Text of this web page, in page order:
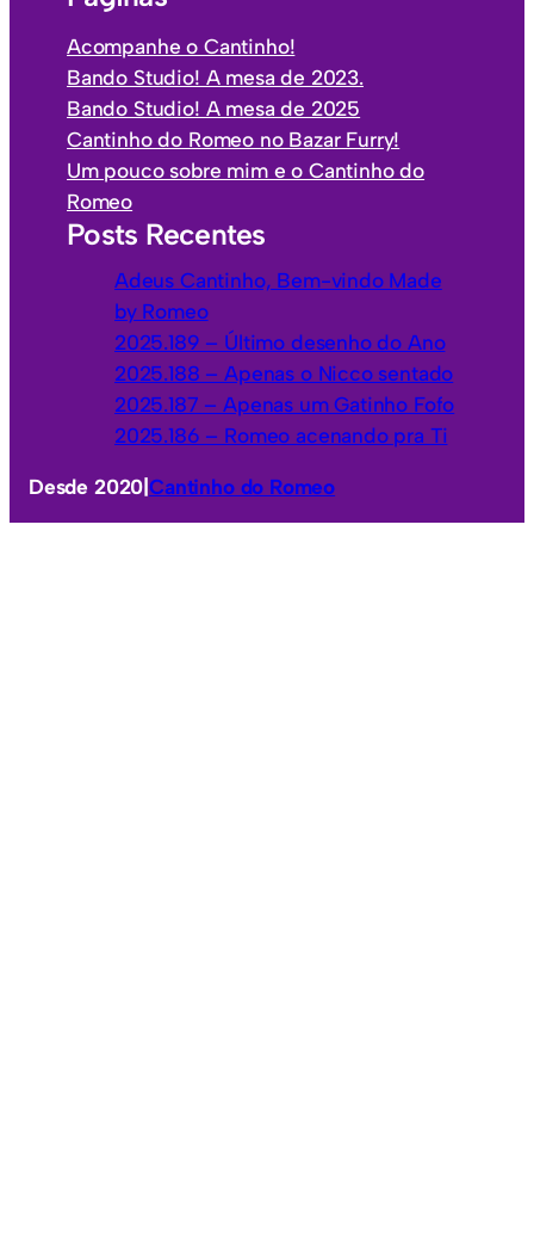
s
e
g
o
i
a
s
Acompanhe o Cantinho!
Bando Studio! A mesa de 2023.
Bando Studio! A mesa de 2025
Cantinho do Romeo no Bazar Furry!
Um pouco sobre mim e o Cantinho do
Romeo
Posts Recentes
Adeus Cantinho, Bem-vindo Made
by Romeo
2025.189 – Último desenho do Ano
2025.188 – Apenas o Nicco sentado
2025.187 – Apenas um Gatinho Fofo
2025.186 – Romeo acenando pra Ti
Desde 2020 |Cantinho do Romeo